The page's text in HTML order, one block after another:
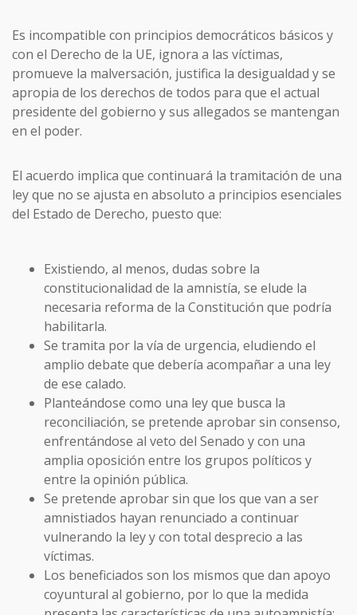
Es incompatible con principios democráticos básicos y
con el Derecho de la UE, ignora a las víctimas,
promueve la malversación, justifica la desigualdad y se
apropia de los derechos de todos para que el actual
presidente del gobierno y sus allegados se mantengan
en el poder.
El acuerdo implica que continuará la tramitación de una
ley que no se ajusta en absoluto a principios esenciales
del Estado de Derecho, puesto que:
Existiendo, al menos, dudas sobre la
constitucionalidad de la amnistía, se elude la
necesaria reforma de la Constitución que podría
habilitarla.
Se tramita por la vía de urgencia, eludiendo el
amplio debate que debería acompañar a una ley
de ese calado.
Planteándose como una ley que busca la
reconciliación, se pretende aprobar sin consenso,
enfrentándose al veto del Senado y con una
amplia oposición entre los grupos políticos y
entre la opinión pública.
Se pretende aprobar sin que los que van a ser
amnistiados hayan renunciado a continuar
vulnerando la ley y con total desprecio a las
víctimas.
Los beneficiados son los mismos que dan apoyo
coyuntural al gobierno, por lo que la medida